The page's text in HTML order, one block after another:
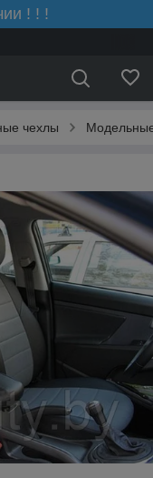
! ! !
чехлы